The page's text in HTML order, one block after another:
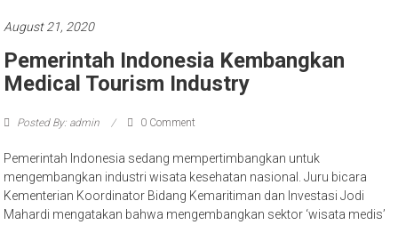
August 21, 2020
Pemerintah Indonesia Kembangkan
Medical Tourism Industry
Posted By: admin 0 Comment
Pemerintah Indonesia sedang mempertimbangkan untuk
mengembangkan industri wisata kesehatan nasional. Juru bicara
Kementerian Koordinator Bidang Kemaritiman dan Investasi Jodi
Mahardi mengatakan bahwa mengembangkan sektor ‘wisata medis’